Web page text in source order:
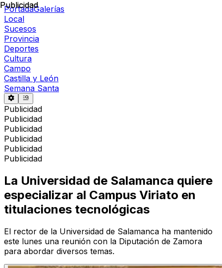
PortadaGalerías
Local
Sucesos
Provincia
Deportes
Cultura
Campo
Castilla y León
Semana Santa
Publicidad
Publicidad
Publicidad
Publicidad
Publicidad
Publicidad
Publicidad
La Universidad de Salamanca quiere
especializar al Campus Viriato en
titulaciones tecnológicas
El rector de la Universidad de Salamanca ha mantenido
este lunes una reunión con la Diputación de Zamora
para abordar diversos temas.
Publicidad